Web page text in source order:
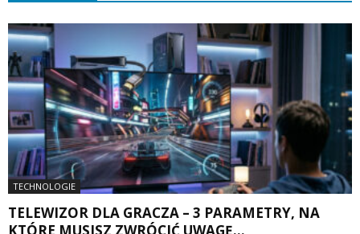
TECHNOLOGIE
TELEWIZOR DLA GRACZA – 3 PARAMETRY, NA
KTÓRE MUSISZ ZWRÓCIĆ UWAGĘ...